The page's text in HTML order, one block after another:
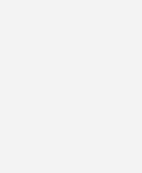
betreibt aktuell 27
jüngsten Projekt
ein: In der
im Landkreis
ohne keine EEG-
ohne gesetzlich